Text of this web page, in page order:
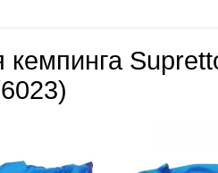
кемпинга